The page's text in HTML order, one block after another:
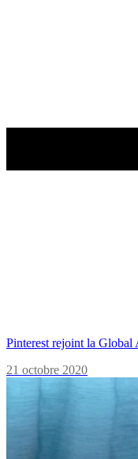
Pinterest rejoint la
21 octobre 2020